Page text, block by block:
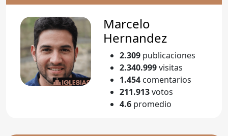
Marcelo
Hernandez
2.309 publicaciones
2.340.999visitas
1.454 comentarios
211.913votos
4.6 promedio